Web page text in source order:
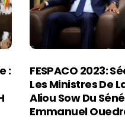
:
FESPACO 2023:
Les Ministres De
Aliou Sow Du
Emmanuel